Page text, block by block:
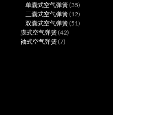
产
品
个
产
品
单囊式空气弹簧 3535
个
产
三囊式空气弹簧 1212
个
双囊式空气弹簧 5151
膜式空气弹簧 4242
袖式空气弹簧 77